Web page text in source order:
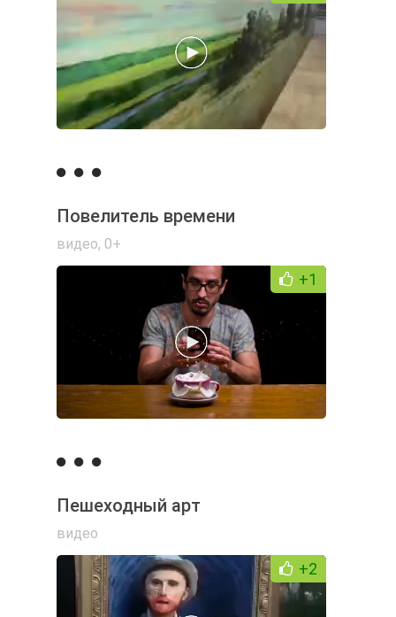
Повелитель времени
видео, 0+
+1
Пешеходный арт
видео
+2